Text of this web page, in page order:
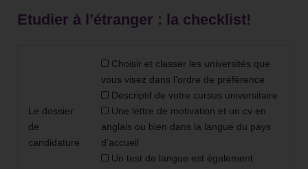
Etudier à l’étranger : la checklist!
Le dossier
de
candidature
Choisir et classer les universités que
vous visez dans l’ordre de préférence
Descriptif de votre cursus universitaire
Une lettre de motivation et un cv en
anglais ou bien dans la langue du pays
d’accueil
Un test de langue est également